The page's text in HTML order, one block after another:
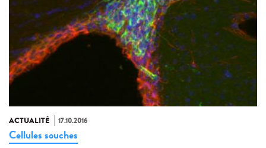
ACTUALITÉ 17.10.2016
Cellules souches